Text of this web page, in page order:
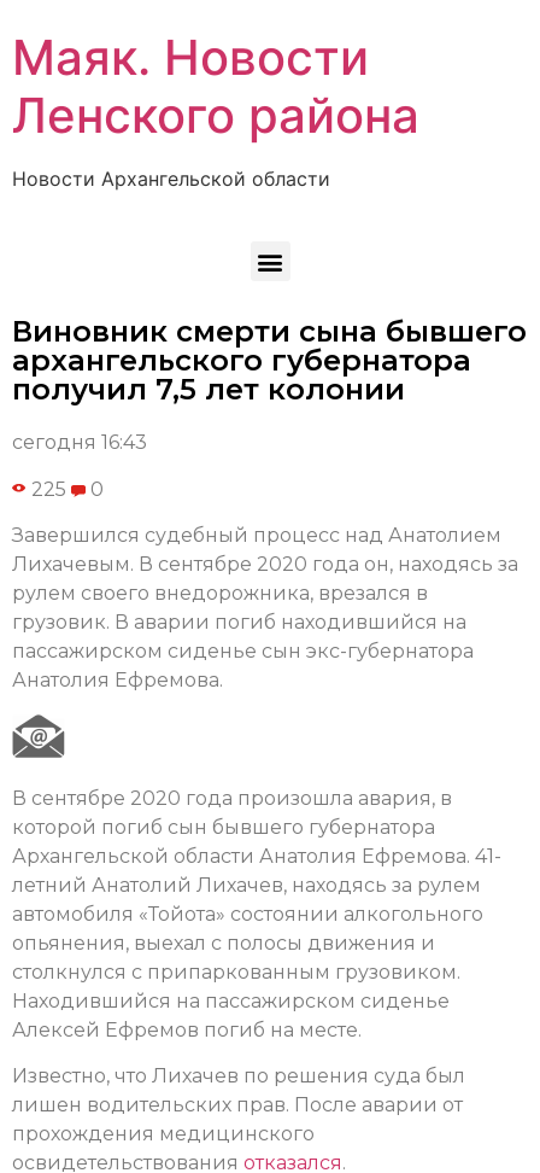
Маяк. Новости
Ленского района
Новости Архангельской области
Виновник смерти сына бывшего
архангельского губернатора
получил 7,5 лет колонии
сегодня 16:43
225 0
Завершился судебный процесс над Анатолием
Лихачевым. В сентябре 2020 года он, находясь за
рулем своего внедорожника, врезался в
грузовик. В аварии погиб находившийся на
пассажирском сиденье сын экс-губернатора
Анатолия Ефремова.
В сентябре 2020 года произошла авария, в
которой погиб сын бывшего губернатора
Архангельской области Анатолия Ефремова. 41-
летний Анатолий Лихачев, находясь за рулем
автомобиля «Тойота» состоянии алкогольного
опьянения, выехал с полосы движения и
столкнулся с припаркованным грузовиком.
Находившийся на пассажирском сиденье
Алексей Ефремов погиб на месте.
Известно, что Лихачев по решения суда был
лишен водительских прав. После аварии от
прохождения медицинского
освидетельствования отказался.